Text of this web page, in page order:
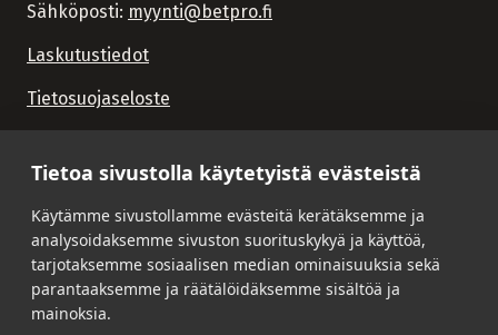
Tietoa sivustolla käytetyistä evästeistä
Käytämme sivustollamme evästeitä kerätäksemme ja
analysoidaksemme sivuston suorituskykyä ja käyttöä,
tarjotaksemme sosiaalisen median ominaisuuksia sekä
parantaaksemme ja räätälöidäksemme sisältöä ja
mainoksia.
Sähköposti: myynti@betpro.fi
Laskutustiedot
Tietosuojaseloste